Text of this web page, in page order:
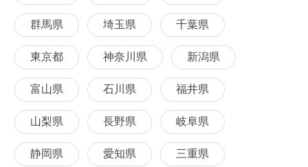
群馬県 埼玉県 千葉県
東京都 神奈川県 新潟県
富山県 石川県 福井県
山梨県 長野県 岐阜県
静岡県 愛知県 三重県